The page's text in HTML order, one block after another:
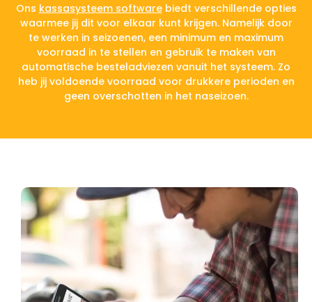
Ons kassasysteem softwarebiedt verschillende opties
waarmee jij dit voor elkaar kunt krijgen. Namelijk door
te werken in seizoenen, een minimum en maximum
voorraad in te stellen en gebruik te maken van
automatische besteladviezen vanuit het systeem. Zo
heb jij voldoende voorraad voor drukkere perioden en
geen overschotten in het naseizoen.